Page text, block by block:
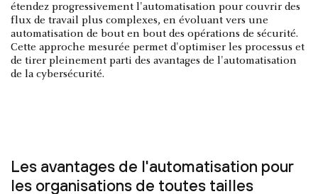
étendez progressivement l'automatisation pour couvrir des
flux de travail plus complexes, en évoluant vers une
automatisation de bout en bout des opérations de sécurité.
Cette approche mesurée permet d'optimiser les processus et
de tirer pleinement parti des avantages de l'automatisation
de la cybersécurité.
Les avantages de l'automatisation pour
les organisations de toutes tailles